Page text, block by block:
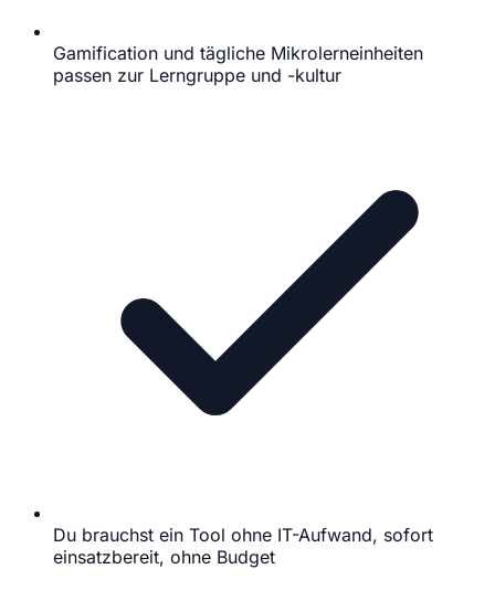
Gamification und tägliche Mikrolerneinheiten
passen zur Lerngruppe und -kultur
Du brauchst ein Tool ohne IT-Aufwand, sofort
einsatzbereit, ohne Budget